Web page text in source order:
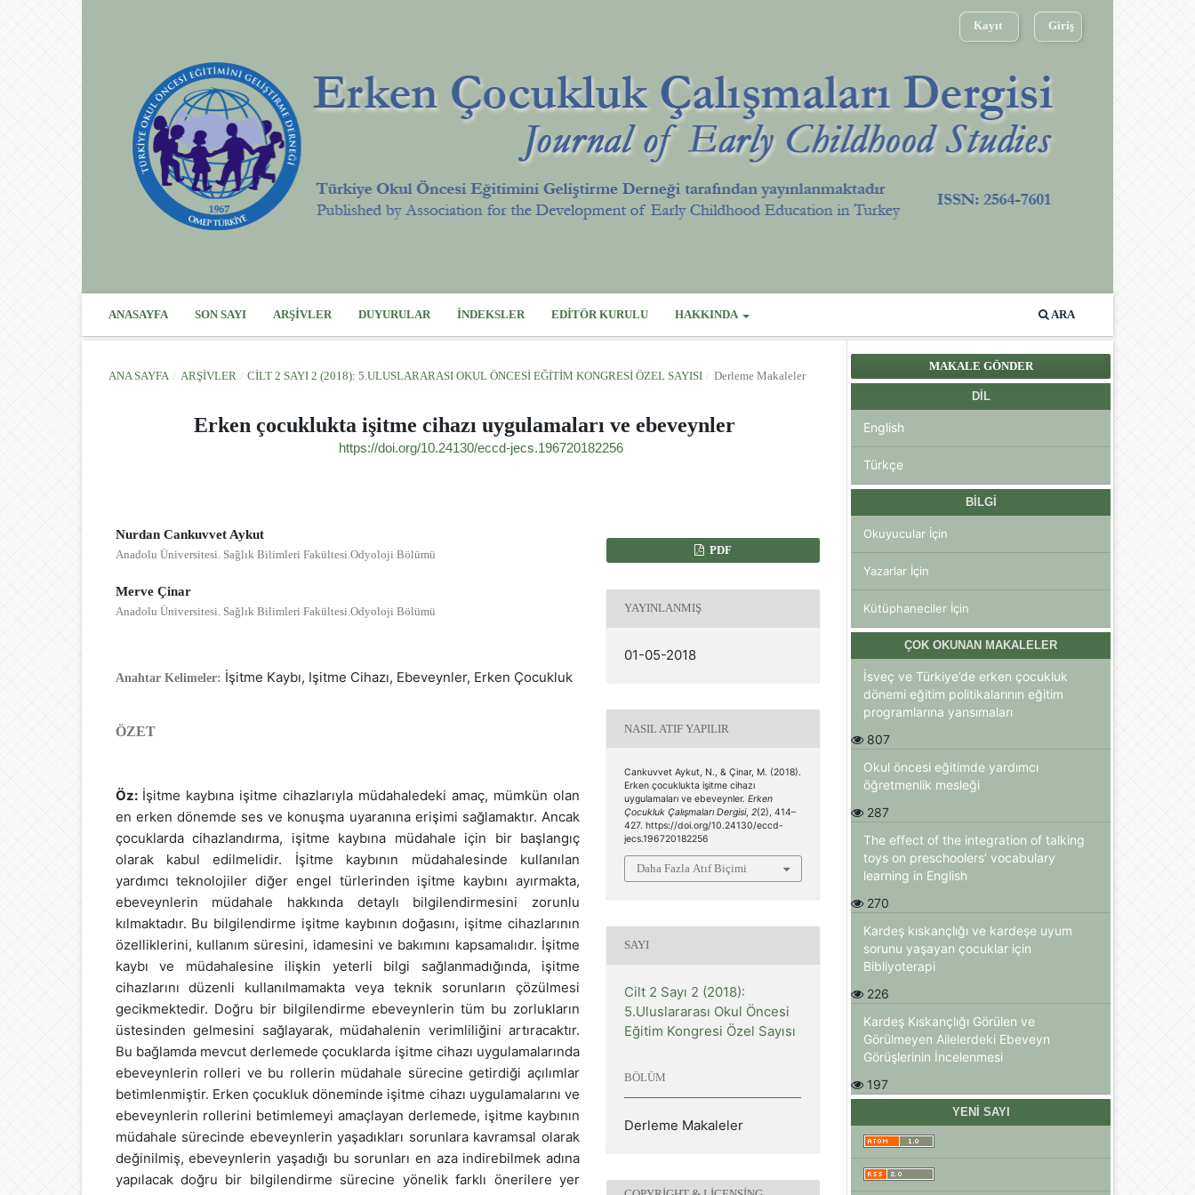
ANASAYFA SON SAYI ARŞIVLER DUYURULAR İNDEKSLER EDITÖR KURULU HAKKINDA ARA
Kayıt Giriş
ANA SAYFA / ARŞIVLER / CILT 2 SAYI 2 (2018): 5.ULUSLARARASI OKUL ÖNCESI EĞITIM KONGRESI ÖZEL SAYISI / Derleme Makaleler
Erken çocuklukta işitme cihazı uygulamaları ve ebeveynler
https://doi.org/10.24130/eccd-jecs.196720182256
Nurdan Cankuvvet Aykut
Anadolu Üniversitesi. Sağlık Bilimleri Fakültesi.Odyoloji Bölümü
Merve Çinar
Anadolu Üniversitesi. Sağlık Bilimleri Fakültesi.Odyoloji Bölümü
Anahtar Kelimeler: İşitme Kaybı, Işitme Cihazı, Ebeveynler, Erken Çocukluk
ÖZET
Öz: İşitme kaybına işitme cihazlarıyla müdahaledeki amaç, mümkün olan
en erken dönemde ses ve konuşma uyaranına erişimi sağlamaktır. Ancak
çocuklarda cihazlandırma, işitme kaybına müdahale için bir başlangıç
olarak kabul edilmelidir. İşitme kaybının müdahalesinde kullanılan
yardımcı teknolojiler diğer engel türlerinden işitme kaybını ayırmakta,
ebeveynlerin müdahale hakkında detaylı bilgilendirmesini zorunlu
kılmaktadır. Bu bilgilendirme işitme kaybının doğasını, işitme cihazlarının
özelliklerini, kullanım süresini, idamesini ve bakımını kapsamalıdır. İşitme
kaybı ve müdahalesine ilişkin yeterli bilgi sağlanmadığında, işitme
cihazlarını düzenli kullanılmamakta veya teknik sorunların çözülmesi
gecikmektedir. Doğru bir bilgilendirme ebeveynlerin tüm bu zorlukların
üstesinden gelmesini sağlayarak, müdahalenin verimliliğini artıracaktır.
Bu bağlamda mevcut derlemede çocuklarda işitme cihazı uygulamalarında
ebeveynlerin rolleri ve bu rollerin müdahale sürecine getirdiği açılımlar
betimlenmiştir. Erken çocukluk döneminde işitme cihazı uygulamalarını ve
ebeveynlerin rollerini betimlemeyi amaçlayan derlemede, işitme kaybının
müdahale sürecinde ebeveynlerin yaşadıkları sorunlara kavramsal olarak
değinilmiş, ebeveynlerin yaşadığı bu sorunları en aza indirebilmek adına
yapılacak doğru bir bilgilendirme sürecine yönelik farklı önerilere yer
PDF
YAYINLANMIŞ
01-05-2018
NASIL ATIF YAPILIR
Cankuvvet Aykut, N., & Çinar, M. (2018).
Erken çocuklukta işitme cihazı
uygulamaları ve ebeveynler.Erken
Çocukluk Çalışmaları Dergisi,2(2), 414–
427. https://doi.org/10.24130/eccd-
jecs.196720182256
Daha Fazla Atıf Biçimi
SAYI
Cilt 2 Sayı 2 (2018):
5.Uluslararası Okul Öncesi
Eğitim Kongresi Özel Sayısı
BÖLÜM
Derleme Makaleler
MAKALE GÖNDER
DIL
English
Türkçe
BILGI
Okuyucular İçin
Yazarlar İçin
Kütüphaneciler İçin
ÇOK OKUNAN MAKALELER
İsveç ve Türkiye’de erken çocukluk
dönemi eğitim politikalarının eğitim
programlarına yansımaları
807
Okul öncesi eğitimde yardımcı
öğretmenlik mesleği
287
The effect of the integration of talking
toys on preschoolers’ vocabulary
learning in English
270
Kardeş kıskançlığı ve kardeşe uyum
sorunu yaşayan çocuklar için
Bibliyoterapi
226
Kardeş Kıskançlığı Görülen ve
Görülmeyen Ailelerdeki Ebeveyn
Görüşlerinin İncelenmesi
197
YENI SAYI